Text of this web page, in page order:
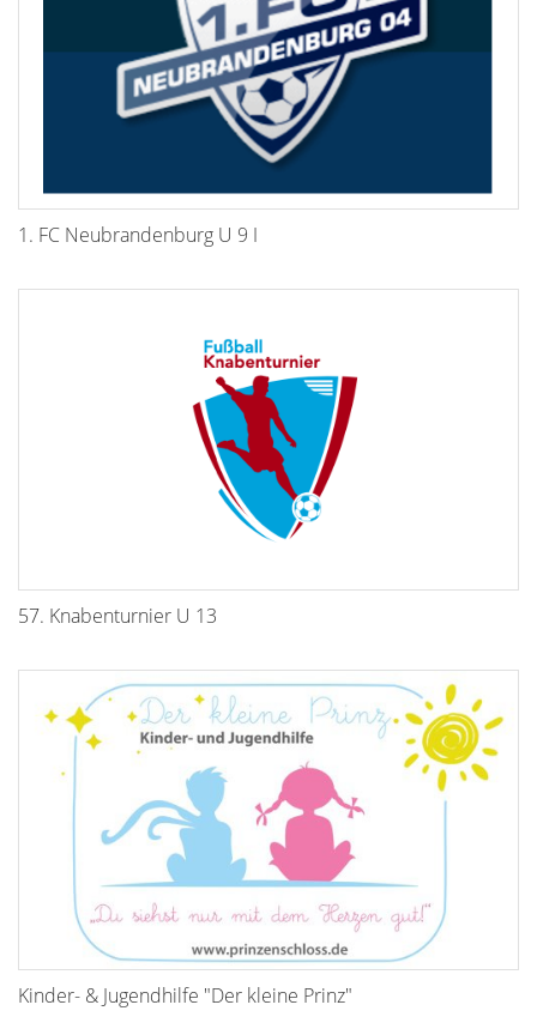
1. FC Neubrandenburg U 9 I
57. Knabenturnier U 13
Kinder- & Jugendhilfe "Der kleine Prinz"